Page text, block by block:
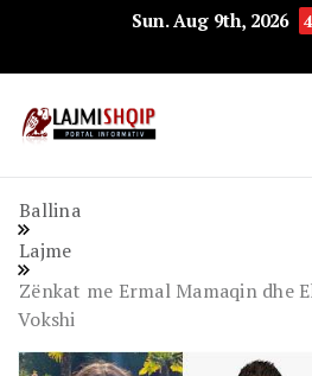
Sun. Aug 9th, 2026
Ballina
Lajme
Zënkat me Ermal Mamaqin dhe
Vokshi